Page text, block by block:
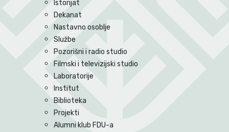
Istorijat
Dekanat
Nastavno osoblje
Službe
Pozorišni i radio studio
Filmski i televizijski studio
Laboratorije
Institut
Biblioteka
Projekti
Alumni klub FDU-a